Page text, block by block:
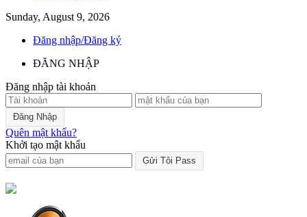
Sunday, August 9, 2026
Đăng nhập/Đăng ký
ĐĂNG NHẬP
Đăng nhập tài khoản
Quên mật khẩu?
Khởi tạo mật khẩu